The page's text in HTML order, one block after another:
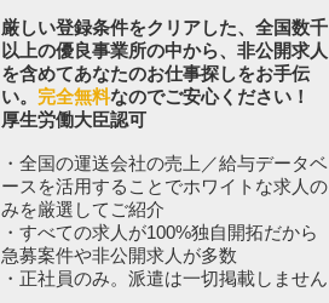
厳しい登録条件をクリアした、全国数千
以上の優良事業所の中から、非公開求人
を含めてあなたのお仕事探しをお手伝
い。 完全無料なのでご安心ください！
厚生労働大臣認可
・全国の運送会社の売上／給与データベ
ースを活用することでホワイトな求人の
みを厳選してご紹介
・すべての求人が100%独自開拓だから
急募案件や非公開求人が多数
・正社員のみ。派遣は一切掲載しません